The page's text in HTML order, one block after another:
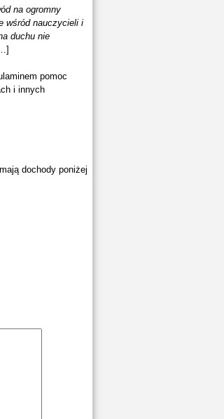
na ogromny
wśród nauczycieli i
duchu nie
pomoc
i innych
dochody poniżej